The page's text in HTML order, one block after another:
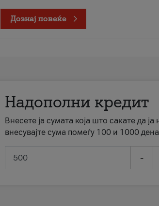
Дознај повеќе
Надополни кредит
Внесете ја сумата која што сакате да
внесувајте сума помеѓу 100 и 1000
-